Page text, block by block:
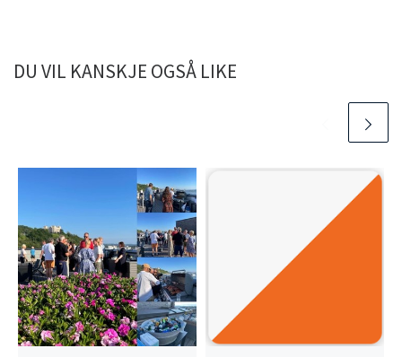
DU VIL KANSKJE OGSÅ LIKE